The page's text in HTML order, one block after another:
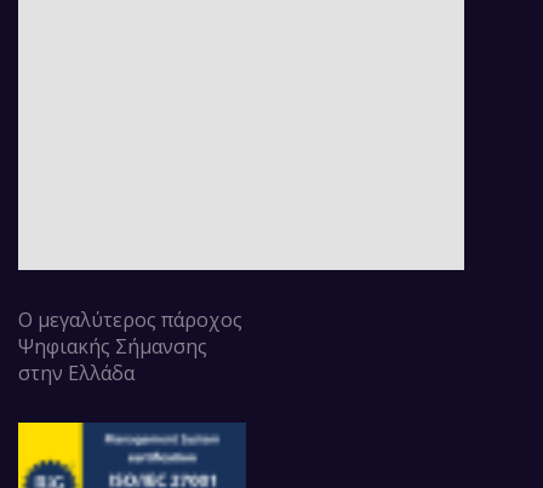
Ο μεγαλύτερος πάροχος
Ψηφιακής Σήμανσης
στην Ελλάδα